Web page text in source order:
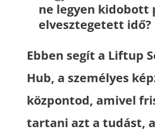
ne legyen kidobott
elvesztegetett idő?
Ebben segít a Liftup
Hub, a személyes
központod, amivel
tartani azt a tudást,